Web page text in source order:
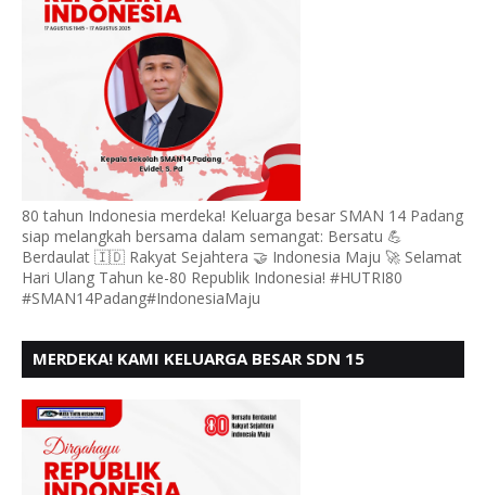
80 tahun Indonesia merdeka! Keluarga besar SMAN 14 Padang
siap melangkah bersama dalam semangat: Bersatu 💪
Berdaulat 🇮🇩 Rakyat Sejahtera 🤝 Indonesia Maju 🚀 Selamat
Hari Ulang Tahun ke-80 Republik Indonesia! #HUTRI80
#SMAN14Padang#IndonesiaMaju
MERDEKA! KAMI KELUARGA BESAR SDN 15